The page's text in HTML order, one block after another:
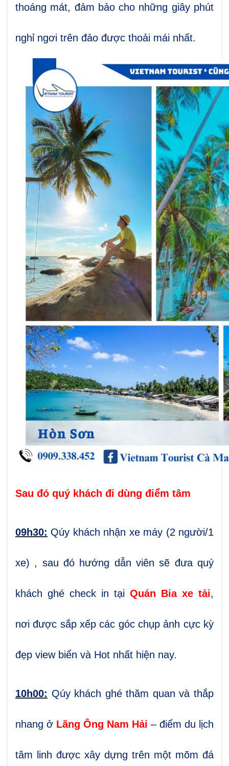
thoáng mát, đảm bảo cho những giây phút
nghỉ ngơi trên đảo được thoải mái nhất.
Sau đó quý khách đi dùng điểm tâm
09h30: Qúy khách nhận xe máy (2 người/1
xe) , sau đó hướng dẫn viên sẽ đưa quý
khách ghé check in tại Quán Bia xe tải,
nơi được sắp xếp các góc chụp ảnh cực kỳ
đẹp view biển và Hot nhất hiện nay.
10h00: Qúy khách ghé thăm quan và thắp
nhang ở Lăng Ông Nam Hải – điểm du lịch
tâm linh được xây dựng trên một mõm đá